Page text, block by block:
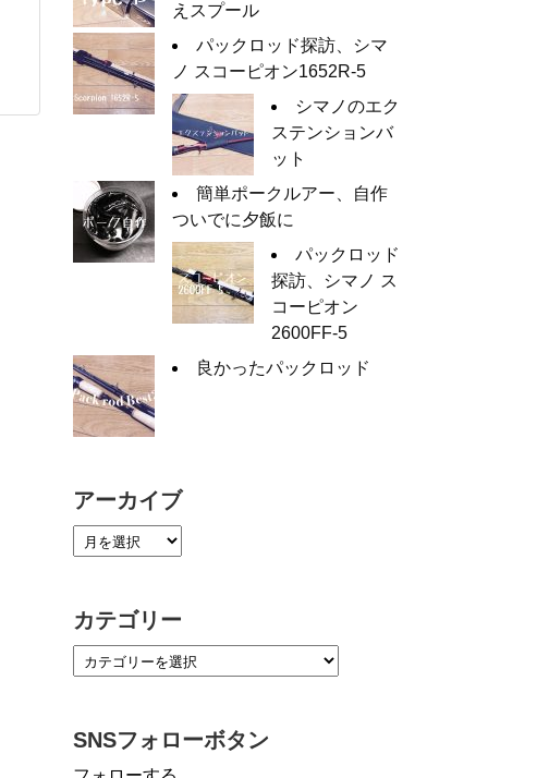
えスプール
パックロッド探訪、シマ
ノ スコーピオン1652R-5
シマノのエク
ステンションバ
ット
簡単ポークルアー、自作
ついでに夕飯に
パックロッド
探訪、シマノ ス
コーピオン
2600FF-5
良かったパックロッド
アーカイブ
カテゴリー
SNSフォローボタン